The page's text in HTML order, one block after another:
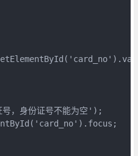
，身份证号不能为空');